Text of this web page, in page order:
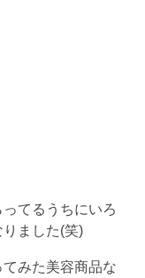
てるうちにいろ
ました(笑)
みた美容商品な